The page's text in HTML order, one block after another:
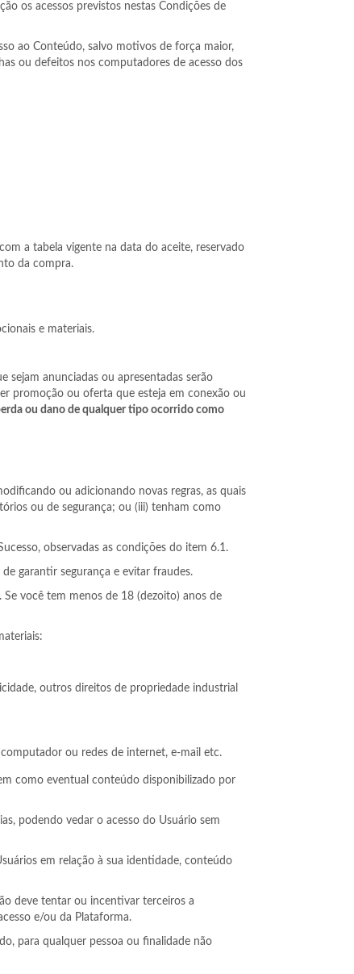
os acessos previstos nestas Condições de
ao Conteúdo, salvo motivos de força maior,
ou defeitos nos computadores de acesso dos
a tabela vigente na data do aceite, reservado
da compra.
e materiais.
sejam anunciadas ou apresentadas serão
promoção ou oferta que esteja em conexão ou
ou dano de qualquer tipo ocorrido como
ou adicionando novas regras, as quais
ou de segurança; ou (iii) tenham como
observadas as condições do item 6.1.
garantir segurança e evitar fraudes.
você tem menos de 18 (dezoito) anos de
outros direitos de propriedade industrial
ou redes de internet, e-mail etc.
como eventual conteúdo disponibilizado por
podendo vedar o acesso do Usuário sem
em relação à sua identidade, conteúdo
deve tentar ou incentivar terceiros a
e/ou da Plataforma.
para qualquer pessoa ou finalidade não